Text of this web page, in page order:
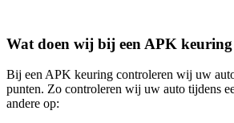
Wat doen wij bij een APK
Bij een APK keuring controleren wij uw
punten. Zo controleren wij uw auto tijdens
andere op: